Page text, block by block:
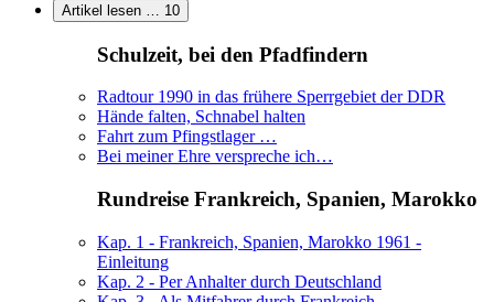
Artikel lesen … 10
Schulzeit, bei den Pfadfindern
Radtour 1990 in das frühere Sperrgebiet der DDR
Hände falten, Schnabel halten
Fahrt zum Pfingstlager …
Bei meiner Ehre verspreche ich…
Rundreise Frankreich, Spanien, Marokko
Kap. 1 - Frankreich, Spanien, Marokko 1961 -
Einleitung
Kap. 2 - Per Anhalter durch Deutschland